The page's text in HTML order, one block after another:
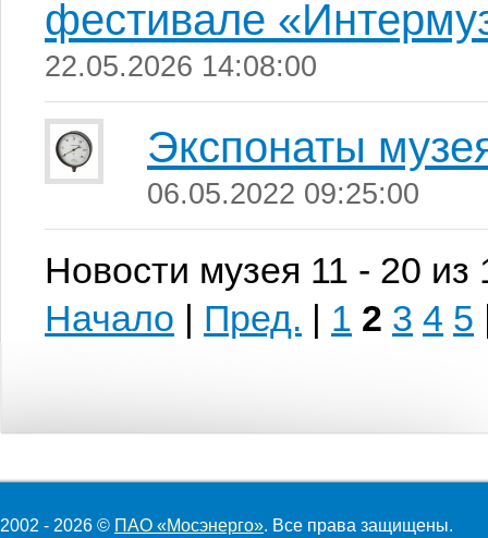
фестивале
22.05.2026 14:08:00
Экспонаты
06.05.2022 09:25:00
Новости музея 11 - 20 из
Начало | Пред. | 1 2 3 4 5
2002 - 2026 © ПАО «Мосэнерго». Все права защищены.